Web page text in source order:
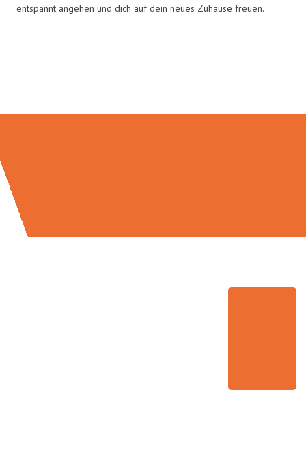
entspannt angehen und dich auf dein neues Zuhause freuen.